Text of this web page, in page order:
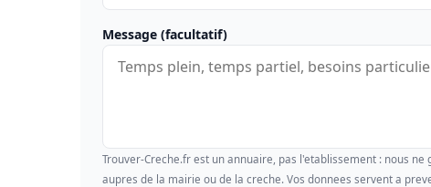
Message (facultatif)
Trouver-Creche.fr est un annuaire, pas l'etablissement : nous
aupres de la mairie ou de la creche. Vos donnees servent a